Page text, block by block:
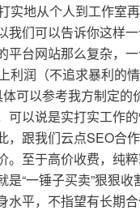
实地从个人到工作室
我们可以告诉你这样
平台网站那么复杂，
利润（不追求暴利的
可以参考我方制定的
可以说是实打实工作
，跟我们云点SEO合作
。至于高价收费，纯
是“一锤子买卖”狠狠收
水平，不指望有长期合